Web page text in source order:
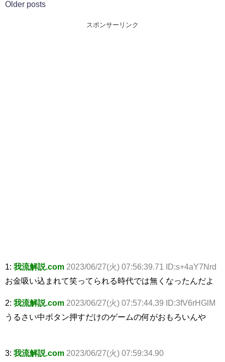
Older posts
スポンサーリンク
1: 我流解説.com 2023/06/27(火) 07:56:39.71 ID:s+4aY7Nrd
お金吸い込まれて笑ってられる時代では無くなったんだよ
2: 我流解説.com 2023/06/27(火) 07:57:44.39 ID:3fV6rHGlM
うるさい中ボタン押すだけのゲームの何がおもろいんや
3: 我流解説.com 2023/06/27(火) 07:59:34.90